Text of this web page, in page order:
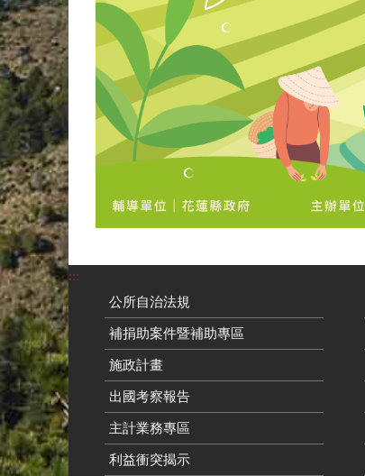
:::
公所自治法規
補捐助案件暨補助專區
施政計畫
出國考察報告
主計業務專區
利益衝突揭示